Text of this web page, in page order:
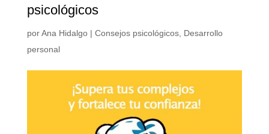
psicológicos
porAna Hidalgo| Consejos psicológicos, Desarrollo
personal